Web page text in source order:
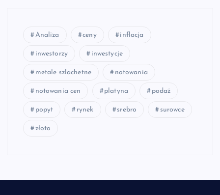
Analiza ceny inflacja
inwestorzy inwestycje
metale szlachetne notowania
notowania cen platyna podaż
popyt rynek srebro surowce
złoto